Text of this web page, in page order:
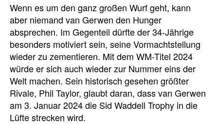
Wenn es um den ganz großen Wurf geht, kann
aber niemand van Gerwen den Hunger
absprechen. Im Gegenteil dürfte der 34-Jährige
besonders motiviert sein, seine Vormachtstellung
wieder zu zementieren. Mit dem WM-Titel 2024
würde er sich auch wieder zur Nummer eins der
Welt machen. Sein historisch gesehen größter
Rivale, Phil Taylor, glaubt daran, dass van Gerwen
am 3. Januar 2024 die Sid Waddell Trophy in die
Lüfte strecken wird.